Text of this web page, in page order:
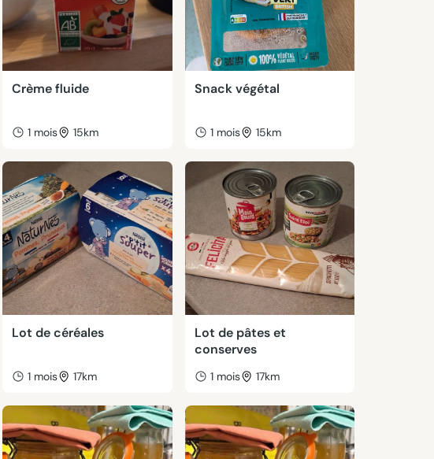
Crème fluide
1 mois 15km
Snack végétal
1 mois 15km
Lot de céréales
1 mois 17km
Lot de pâtes et
conserves
1 mois 17km